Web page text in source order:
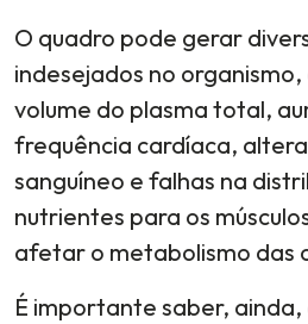
O quadro pode gerar
indesejados no
volume do plasma total,
frequência cardíaca,
sanguíneo e falhas na
nutrientes para os
afetar o metabolismo das
É importante saber, ainda,